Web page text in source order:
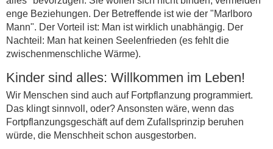
enge Beziehungen. Der Betreffende ist wie der "Marlboro
Mann". Der Vorteil ist: Man ist wirklich unabhängig. Der
Nachteil: Man hat keinen Seelenfrieden (es fehlt die
zwischenmenschliche Wärme).
Kinder sind alles: Willkommen im Leben!
Wir Menschen sind auch auf Fortpflanzung programmiert.
Das klingt sinnvoll, oder? Ansonsten wäre, wenn das
Fortpflanzungsgeschäft auf dem Zufallsprinzip beruhen
würde, die Menschheit schon ausgestorben.